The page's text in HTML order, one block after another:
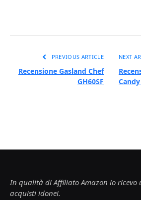
PREVIOUS ARTICLE
Recensione Gasland Chef
GH60SF
NEXT
Candy
In qualità di Affiliato Amazon io
acquisti idonei.